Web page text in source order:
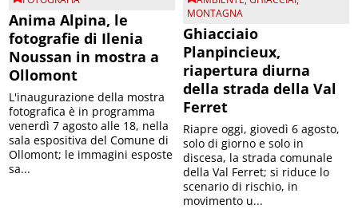
Anima Alpina, le
fotografie di Ilenia
Noussan in mostra a
Ollomont
L'inaugurazione della mostra
fotografica è in programma
venerdì 7 agosto alle 18, nella
sala espositiva del Comune di
Ollomont; le immagini esposte
sa...
MONTAGNA
Ghiacciaio
Planpincieux,
riapertura diurna
della strada della Val
Ferret
Riapre oggi, giovedì 6 agosto,
solo di giorno e solo in
discesa, la strada comunale
della Val Ferret; si riduce lo
scenario di rischio, in
movimento u...